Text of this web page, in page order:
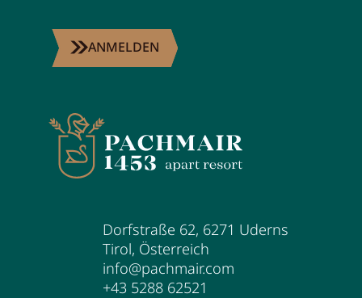
Appartements
Angebote
Bestpreisgarantie
Inklusivleistungen
Wellness
ANMELDEN
Dorfstraße 62, 6271 Uderns
Tirol, Österreich
info@pachmair.com
+43 5288 62521